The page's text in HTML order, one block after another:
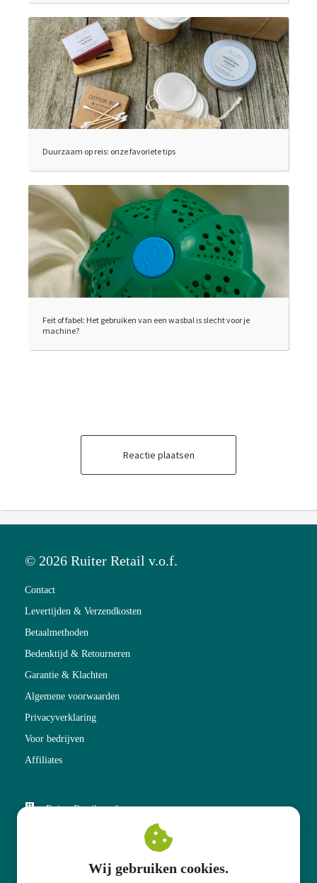
Duurzaam op reis: onze favoriete tips
Feit of fabel: Het gebruiken van een wasbal is slecht voor je
machine?
Reactie plaatsen
© 2026 Ruiter Retail v.o.f.
Contact
Levertijden & Verzendkosten
Betaalmethoden
Bedenktijd & Retourneren
Garantie & Klachten
Algemene voorwaarden
Privacyverklaring
Voor bedrijven
Affiliates
Ruiter Retail v.o.f.
Wij gebruiken cookies.